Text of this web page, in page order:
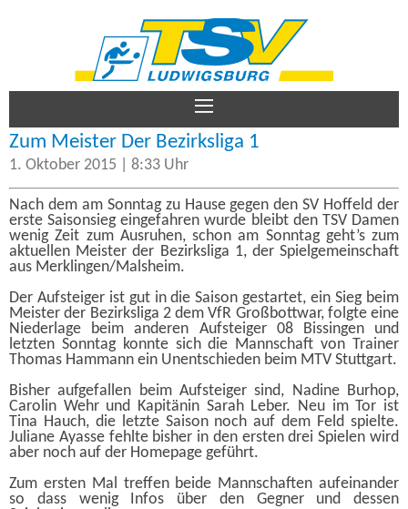
TSV Ludwigsburg – Damen
Verein
Kontakt
Impressum
Zum Meister Der Bezirksliga 1
1. Oktober 2015 | 8:33 Uhr
Nach dem am Sonntag zu Hause gegen den SV Hoffeld der
erste Saisonsieg eingefahren wurde bleibt den TSV Damen
wenig Zeit zum Ausruhen, schon am Sonntag geht’s zum
aktuellen Meister der Bezirksliga 1, der Spielgemeinschaft
aus Merklingen/Malsheim.
Der Aufsteiger ist gut in die Saison gestartet, ein Sieg beim
Meister der Bezirksliga 2 dem VfR Großbottwar, folgte eine
Niederlage beim anderen Aufsteiger 08 Bissingen und
letzten Sonntag konnte sich die Mannschaft von Trainer
Thomas Hammann ein Unentschieden beim MTV Stuttgart.
Bisher aufgefallen beim Aufsteiger sind, Nadine Burhop,
Carolin Wehr und Kapitänin Sarah Leber. Neu im Tor ist
Tina Hauch, die letzte Saison noch auf dem Feld spielte.
Juliane Ayasse fehlte bisher in den ersten drei Spielen wird
aber noch auf der Homepage geführt.
Zum ersten Mal treffen beide Mannschaften aufeinander
so dass wenig Infos über den Gegner und dessen